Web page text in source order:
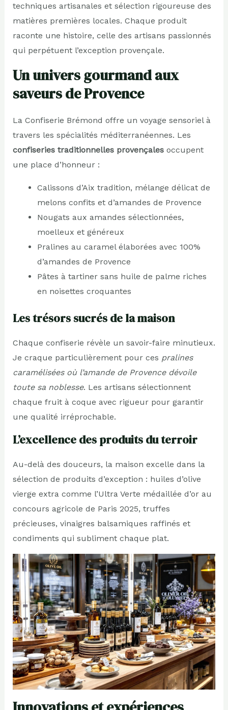
techniques artisanales et sélection rigoureuse des
matières premières locales. Chaque produit
raconte une histoire, celle des artisans passionnés
qui perpétuent l’exception provençale.
Un univers gourmand aux
saveurs de Provence
La Confiserie Brémond offre un voyage sensoriel à
travers les spécialités méditerranéennes. Les
confiseries traditionnelles provençalesoccupent
une place d’honneur :
Calissons d’Aix tradition, mélange délicat de
melons confits et d’amandes de Provence
Nougats aux amandes sélectionnées,
moelleux et généreux
Pralines au caramel élaborées avec 100%
d’amandes de Provence
Pâtes à tartiner sans huile de palme riches
en noisettes croquantes
Les trésors sucrés de la maison
Chaque confiserie révèle un savoir-faire minutieux.
Je craque particulièrement pour ces pralines
caramélisées où l’amande de Provence dévoile
toute sa noblesse. Les artisans sélectionnent
chaque fruit à coque avec rigueur pour garantir
une qualité irréprochable.
L’excellence des produits du terroir
Au-delà des douceurs, la maison excelle dans la
sélection de produits d’exception : huiles d’olive
vierge extra comme l’Ultra Verte médaillée d’or au
concours agricole de Paris 2025, truffes
précieuses, vinaigres balsamiques raffinés et
condiments qui subliment chaque plat.